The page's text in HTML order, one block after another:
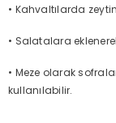
• Kahvaltılarda
• Salatalara
• Meze olarak
kullanılabilir.